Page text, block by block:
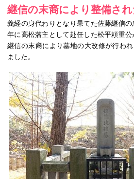
継信の末裔により整備さ
義経の身代わりとなり果てた佐藤継信
年に高松藩主として赴任した松平頼重公
継信の末裔により墓地の大改修が行わ
ました。